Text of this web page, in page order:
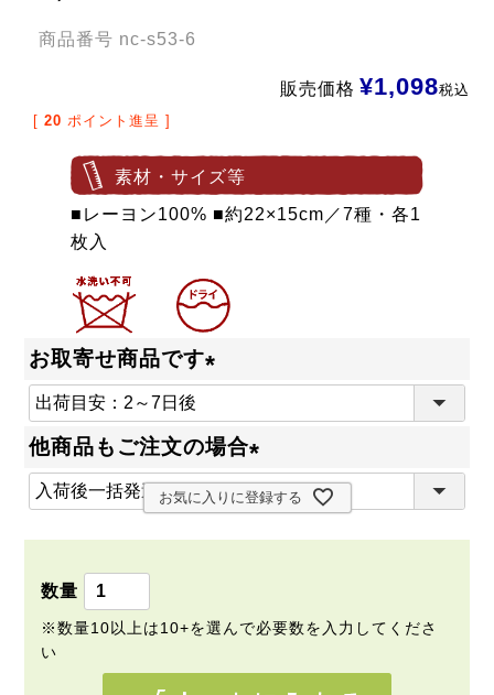
商品番号 nc-s53-6
販売価格 ¥1,098税込
[ 20 ポイント進呈 ]
素材・サイズ等
■レーヨン100% ■約22×15cm／7種・各1
枚入
お取寄せ商品です
必
)
他商品もご注文の場合
(
お気に入りに登録する